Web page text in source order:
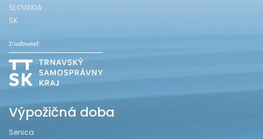
SLOVAKIA
SK
Výpožičná doba
Senica